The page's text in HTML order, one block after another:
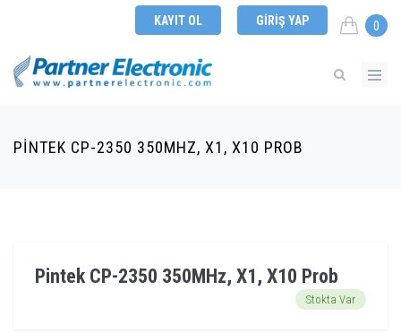
KAYIT OL GIRIŞ YAP 0
PINTEK CP-2350 350MHZ, X1, X10 PROB
Pintek CP-2350 350MHz, X1, X10 Prob
Stokta Var